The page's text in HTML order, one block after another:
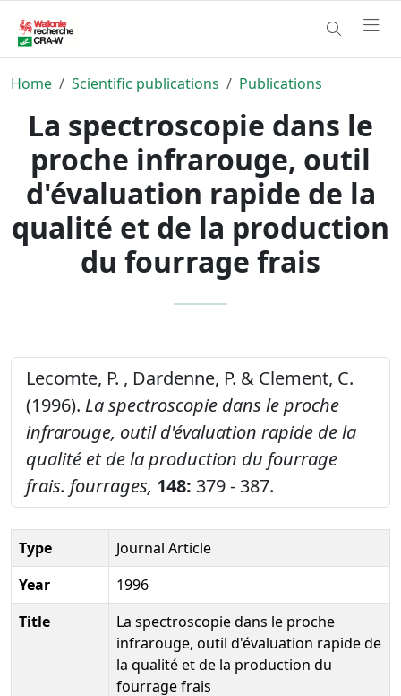
Home Scientific publications Publications
La spectroscopie dans le
proche infrarouge, outil
d'évaluation rapide de la
qualité et de la production
du fourrage frais
Lecomte, P. , Dardenne, P. & Clement, C.
(1996). La spectroscopie dans le proche
infrarouge, outil d'évaluation rapide de la
qualité et de la production du fourrage
frais. fourrages, 148: 379 - 387.
Type
Journal Article
Year
1996
Title
La spectroscopie dans le proche
infrarouge, outil d'évaluation rapide de
la qualité et de la production du
fourrage frais